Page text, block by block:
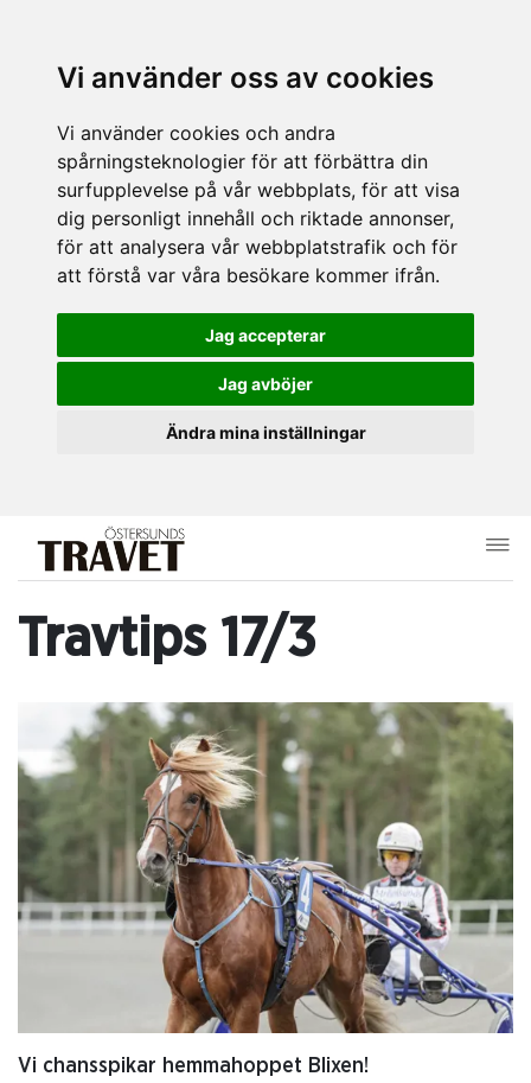
Vi använder oss av cookies
Vi använder cookies och andra
spårningsteknologier för att förbättra din
surfupplevelse på vår webbplats, för att visa
dig personligt innehåll och riktade annonser,
för att analysera vår webbplatstrafik och för
att förstå var våra besökare kommer ifrån.
Jag accepterar
Jag avböjer
Ändra mina inställningar
Travtips 17/3
Vi chansspikar hemmahoppet Blixen!